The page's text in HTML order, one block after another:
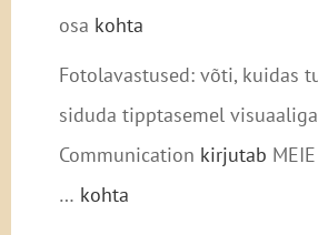
osa kohta
Fotolavastused: võti, kuidas
siduda tipptasemel
Communication kirjutab
… kohta